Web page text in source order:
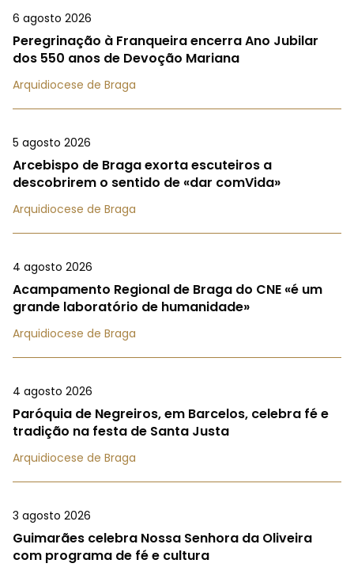
6 agosto 2026
Peregrinação à Franqueira encerra Ano Jubilar
dos 550 anos de Devoção Mariana
Arquidiocese de Braga
5 agosto 2026
Arcebispo de Braga exorta escuteiros a
descobrirem o sentido de «dar comVida»
Arquidiocese de Braga
4 agosto 2026
Acampamento Regional de Braga do CNE «é um
grande laboratório de humanidade»
Arquidiocese de Braga
4 agosto 2026
Paróquia de Negreiros, em Barcelos, celebra fé e
tradição na festa de Santa Justa
Arquidiocese de Braga
3 agosto 2026
Guimarães celebra Nossa Senhora da Oliveira
com programa de fé e cultura